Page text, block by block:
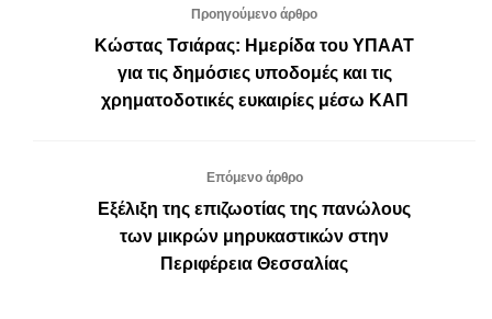
Προηγούμενο άρθρο
Κώστας Τσιάρας: Ημερίδα του ΥΠΑΑΤ
για τις δημόσιες υποδομές και τις
χρηματοδοτικές ευκαιρίες μέσω ΚΑΠ
Επόμενο άρθρο
Εξέλιξη της επιζωοτίας της πανώλους
των μικρών μηρυκαστικών στην
Περιφέρεια Θεσσαλίας